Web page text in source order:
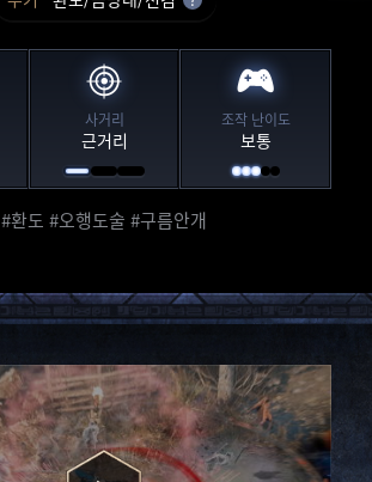
사거리
근거리
조작 난이도
보통
#환도 #오행도술 #구름안개